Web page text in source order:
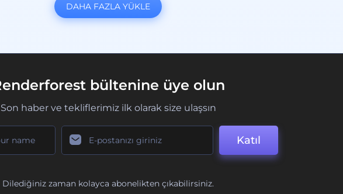
DAHA FAZLA YÜKLE
bültenine üye olun
Son haber ve tekliflerimiz ilk olarak size ulaşsın
Katıl
Dilediğiniz zaman kolayca abonelikten çıkabilirsiniz.